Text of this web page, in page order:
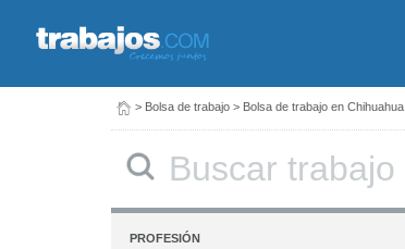
> Bolsa de trabajo > Bolsa de trabajo en Chihuahua
PROFESIÓN